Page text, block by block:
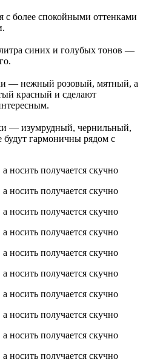
с более спокойными оттенками
синих и голубых тонов —
— нежный розовый, мятный, а
красный и сделают
— изумрудный, чернильный,
гармоничны рядом с